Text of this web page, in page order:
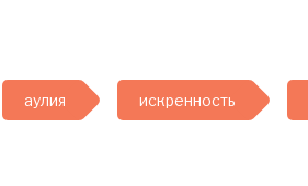
аулия искренность